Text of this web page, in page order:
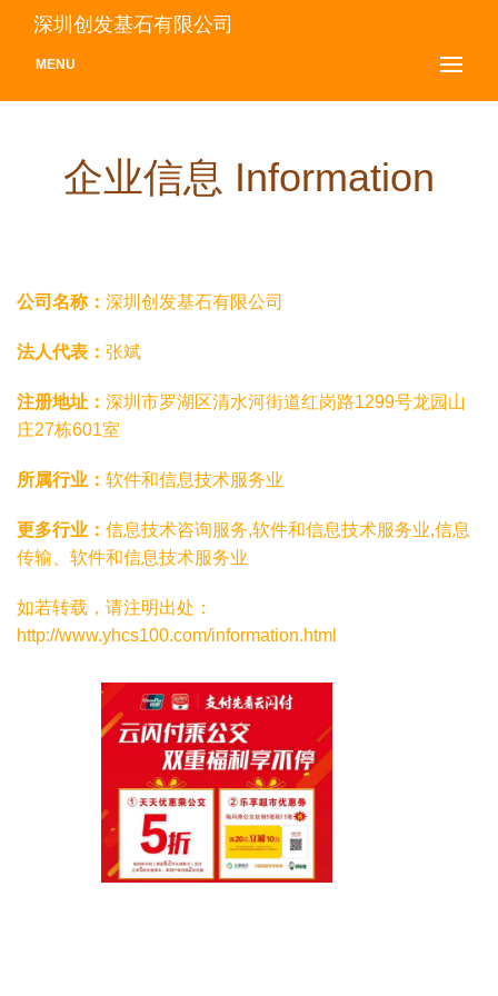
深圳创发基石有限公司
MENU
企业信息 Information
公司名称： 深圳创发基石有限公司
法人代表： 张斌
注册地址： 深圳市罗湖区清水河街道红岗路1299号龙园山
庄27栋601室
所属行业： 软件和信息技术服务业
更多行业： 信息技术咨询服务,软件和信息技术服务业,信息
传输、软件和信息技术服务业
如若转载，请注明出处：
http://www.yhcs100.com/information.html